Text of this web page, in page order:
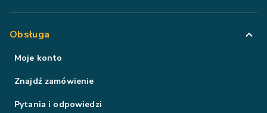
Obsługa
Moje konto
Znajdź zamówienie
Pytania i odpowiedzi